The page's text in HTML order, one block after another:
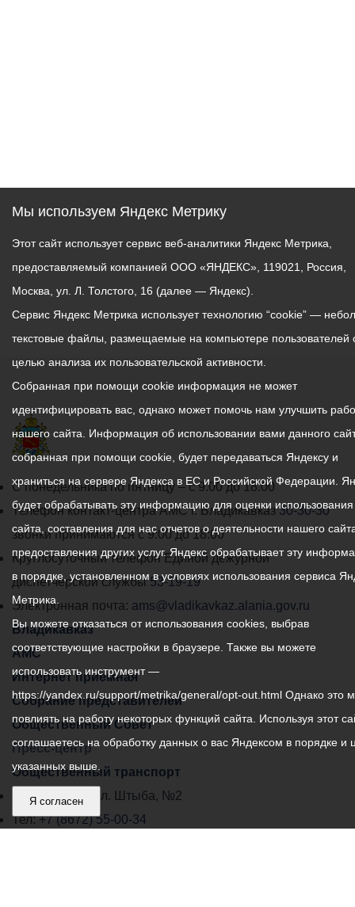
График
работы
администрации
местного
самоуправления
города
Владикавказ:
С понедельника по пятницу – с 9.00 до 18.00
Телефон контакт-центра АМС г. Владикавказ30-30-30
звонки принимаются с 9:00 до 18:00
Круглосуточный телефон Единой дежурной
диспетчерской службы53-19-19
Электронная почта: ams@vladikavkaz.alania.gov.ru
Владикавказ
АМС
Интернет приемная
Собрание представителей
Общественный Совет
Пресс-центр
Общественный транспорт
Владикавказ, пл. Штыба, №2
Тел:+7 (8672) 55-00-34
Мы используем Яндекс Метрику
Этот сайт использует сервис веб-аналитики Яндекс Метрика,
предоставляемый компанией ООО «ЯНДЕКС», 119021, Россия,
Москва, ул. Л. Толстого, 16 (далее — Яндекс).
Сервис Яндекс Метрика использует технологию “cookie” —
текстовые файлы, размещаемые на компьютере пользователей
целью анализа их пользовательской активности.
Собранная при помощи cookie информация не может
идентифицировать вас, однако может помочь нам улучшить
нашего сайта. Информация об использовании вами данного
собранная при помощи cookie, будет передаваться Яндексу и
храниться на сервере Яндекса в ЕС и Российской Федерации.
будет обрабатывать эту информацию для оценки
сайта, составления для нас отчетов о деятельности нашего
предоставления других услуг. Яндекс обрабатывает эту
в порядке, установленном в условиях использования сервиса
Метрика.
Вы можете отказаться от использования cookies, выбрав
соответствующие настройки в браузере. Также вы можете
использовать инструмент —
https://yandex.ru/support/metrika/general/opt-out.html Однако это
повлиять на работу некоторых функций сайта. Используя этот
соглашаетесь на обработку данных о вас Яндексом в порядке и
указанных выше.
Я согласен